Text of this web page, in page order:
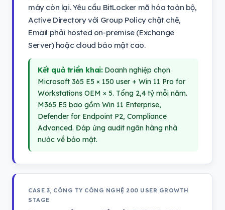
máy còn lại. Yêu cầu BitLocker mã hóa toàn bộ,
Active Directory với Group Policy chặt chẽ,
Email phải hosted on-premise (Exchange
Server) hoặc cloud bảo mật cao.
Kết quả triển khai:Doanh nghiệp chọn
Microsoft 365 E5 × 150 user + Win 11 Pro for
Workstations OEM × 5. Tổng 2,4 tỷ mỗi năm.
M365 E5 bao gồm Win 11 Enterprise,
Defender for Endpoint P2, Compliance
Advanced. Đáp ứng audit ngân hàng nhà
nước về bảo mật.
CASE 3, CÔNG TY CÔNG NGHỆ 200 USER GROWTH
STAGE